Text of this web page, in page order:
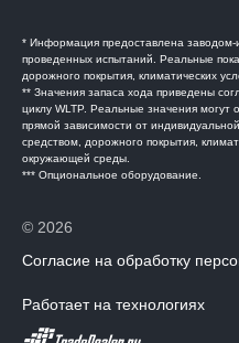
* Информация предоставлена заводом-
проведенных испытаний. Реальные
дорожного покрытия, климатических
** Значения запаса хода приведены
циклу WLTP. Реальные значения могут
прямой зависимости от
средством, дорожного покрытия,
окружающей среды.
*** Опциональное оборудование.
© 2026
Согласие на обработку
Работает на технологиях